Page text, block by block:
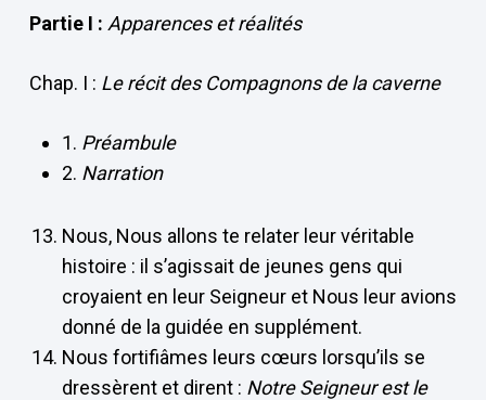
Partie I : Apparences et réalités
Chap. I : Le récit des Compagnons de la caverne
1. Préambule
2. Narration
Nous, Nous allons te relater leur véritable
histoire : il s’agissait de jeunes gens qui
croyaient en leur Seigneur et Nous leur avions
donné de la guidée en supplément.
Nous fortifiâmes leurs cœurs lorsqu’ils se
dressèrent et dirent : Notre Seigneur est le